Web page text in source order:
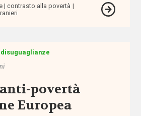
contrasto alla povertà
povertà
Europea